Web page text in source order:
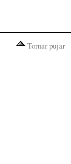
Tornar pujar